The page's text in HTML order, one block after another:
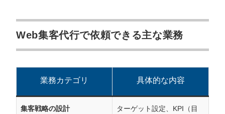
Web集客代行で依頼できる主な業務
業務カテゴリ 具体的な内容
集客戦略の設計
ターゲット設定、KPI（目